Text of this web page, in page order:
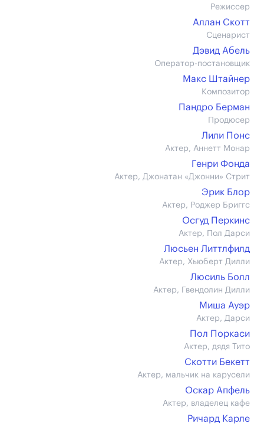
Режиссер
Аллан Скотт
Сценарист
Дэвид Абель
Оператор-постановщик
Макс Штайнер
Композитор
Пандро Берман
Продюсер
Лили Понс
Актер, Аннетт Монар
Генри Фонда
Актер, Джонатан «Джонни» Стрит
Эрик Блор
Актер, Роджер Бриггс
Осгуд Перкинс
Актер, Пол Дарси
Люсьен Литтлфилд
Актер, Хьюберт Дилли
Люсиль Болл
Актер, Гвендолин Дилли
Миша Ауэр
Актер, Дарси
Пол Поркаси
Актер, дядя Тито
Скотти Бекетт
Актер, мальчик на карусели
Оскар Апфель
Актер, владелец кафе
Ричард Карле